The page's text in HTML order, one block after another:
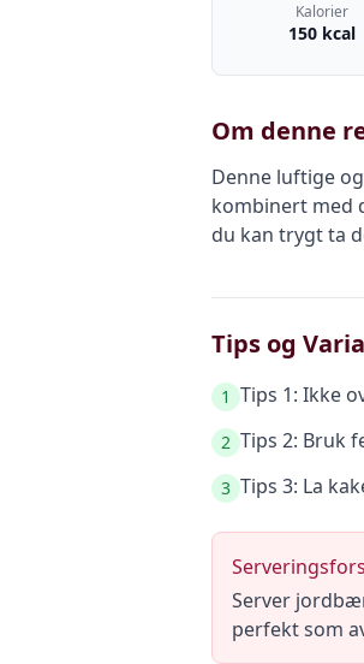
Kalorier
150 kcal
Om denne
Denne luftige
kombinert med
du kan trygt ta
Tips og
1 Tips 1: Ikke
2 Tips 2: Bruk
3 Tips 3: La
Server
perfekt som